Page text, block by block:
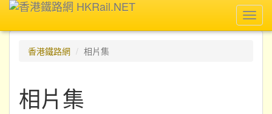
香港鐵路網
相片集
相片集